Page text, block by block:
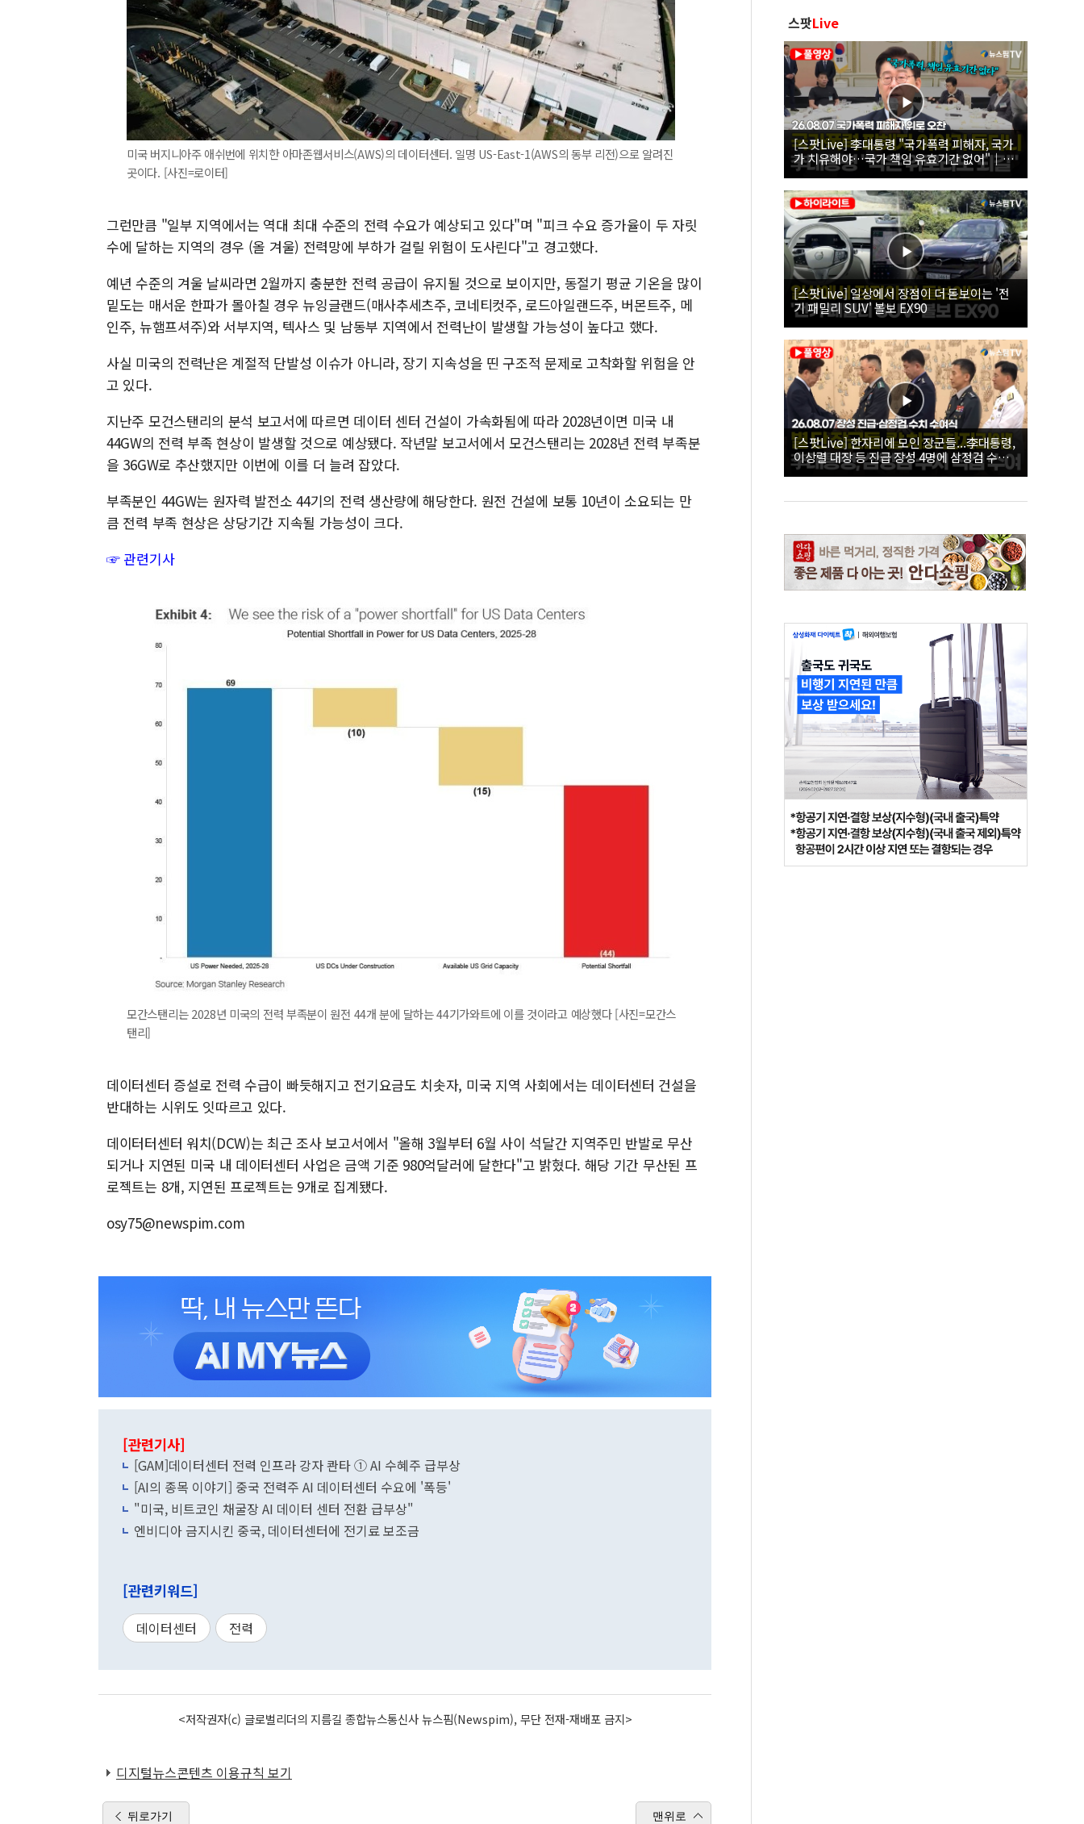
미국 버지니아주 애쉬번에 위치한 아마존웹서비스(AWS)의 데이터센터. 일명 US-East-1(AWS의 동부 리전)으로 알려진
곳이다. [사진=로이터]
그런만큼 "일부 지역에서는 역대 최대 수준의 전력 수요가 예상되고 있다"며 "피크 수요 증가율이 두 자릿
수에 달하는 지역의 경우 (올 겨울) 전력망에 부하가 걸릴 위험이 도사린다"고 경고했다.
예년 수준의 겨울 날씨라면 2월까지 충분한 전력 공급이 유지될 것으로 보이지만, 동절기 평균 기온을 많이
밑도는 매서운 한파가 몰아칠 경우 뉴잉글랜드(매사추세츠주, 코네티컷주, 로드아일랜드주, 버몬트주, 메
인주, 뉴햄프셔주)와 서부지역, 텍사스 및 남동부 지역에서 전력난이 발생할 가능성이 높다고 했다.
사실 미국의 전력난은 계절적 단발성 이슈가 아니라, 장기 지속성을 띤 구조적 문제로 고착화할 위험을 안
고 있다.
지난주 모건스탠리의 분석 보고서에 따르면 데이터 센터 건설이 가속화됨에 따라 2028년이면 미국 내
44GW의 전력 부족 현상이 발생할 것으로 예상됐다. 작년말 보고서에서 모건스탠리는 2028년 전력 부족분
을 36GW로 추산했지만 이번에 이를 더 늘려 잡았다.
부족분인 44GW는 원자력 발전소 44기의 전력 생산량에 해당한다. 원전 건설에 보통 10년이 소요되는 만
큼 전력 부족 현상은 상당기간 지속될 가능성이 크다.
☞ 관련기사
모간스탠리는 2028년 미국의 전력 부족분이 원전 44개 분에 달하는 44기가와트에 이를 것이라고 예상했다 [사진=모간스
탠리]
데이터센터 증설로 전력 수급이 빠듯해지고 전기요금도 치솟자, 미국 지역 사회에서는 데이터센터 건설을
반대하는 시위도 잇따르고 있다.
데이터터센터 워치(DCW)는 최근 조사 보고서에서 "올해 3월부터 6월 사이 석달간 지역주민 반발로 무산
되거나 지연된 미국 내 데이터센터 사업은 금액 기준 980억달러에 달한다"고 밝혔다. 해당 기간 무산된 프
로젝트는 8개, 지연된 프로젝트는 9개로 집계됐다.
osy75@newspim.com
[관련기사]
[GAM]데이터센터 전력 인프라 강자 콴타 ① AI 수혜주 급부상
[AI의 종목 이야기] 중국 전력주 AI 데이터센터 수요에 '폭등'
"미국, 비트코인 채굴장 AI 데이터 센터 전환 급부상"
엔비디아 금지시킨 중국, 데이터센터에 전기료 보조금
[관련키워드]
데이터센터 전력
<저작권자(c) 글로벌리더의 지름길 종합뉴스통신사 뉴스핌(Newspim), 무단 전재-재배포 금지>
디지털뉴스콘텐츠 이용규칙 보기
뒤로가기 맨위로
스팟Live
[스팟Live] 李대통령 "국가폭력 피해자, 국가
가 치유해야…국가 책임 유효기간 없어"｜
26.08.07 국가폭력 피해자 위로 오찬
[스팟Live] 일상에서 장점이 더 돋보이는 '전
기 패밀리 SUV' 볼보 EX90
[스팟Live] 한자리에 모인 장군들...李대통령,
이상렬 대장 등 진급 장성 4명에 삼정검 수치
직접 수여｜26.08.07 장성 진급·삼정검 수치